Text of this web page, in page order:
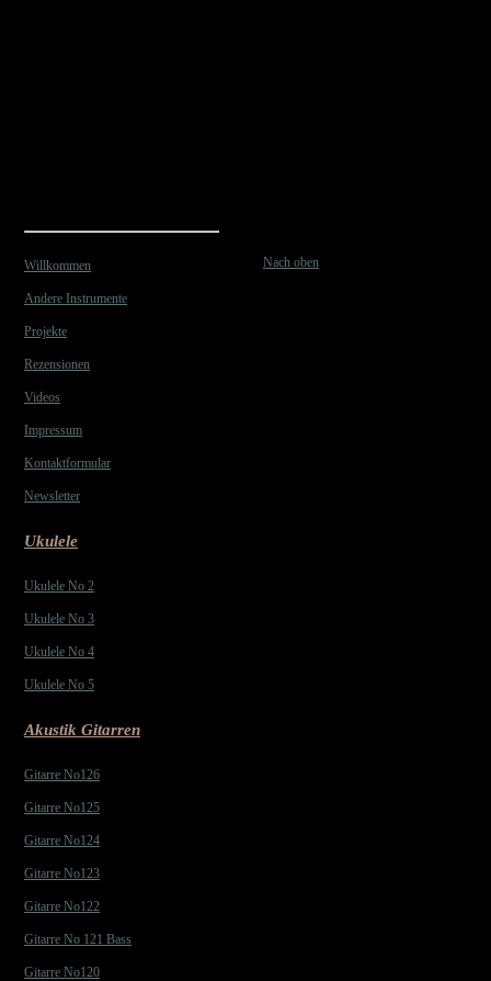
Willkommen
Andere Instrumente
Projekte
Rezensionen
Videos
Impressum
Kontaktformular
Newsletter
Ukulele
Ukulele No 2
Ukulele No 3
Ukulele No 4
Ukulele No 5
Akustik Gitarren
Gitarre No126
Gitarre No125
Gitarre No124
Gitarre No123
Gitarre No122
Gitarre No 121 Bass
Gitarre No120
Nach oben